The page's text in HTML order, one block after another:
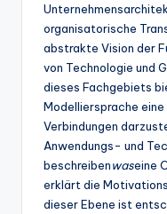
si
&
S
organisatorische
abstrakte Vision der
von Technologie und
dieses Fachgebiets
Modelliersprache
Verbindungen
Anwendungs- und
beschreibenwaseine
erklärt die
dieser Ebene ist